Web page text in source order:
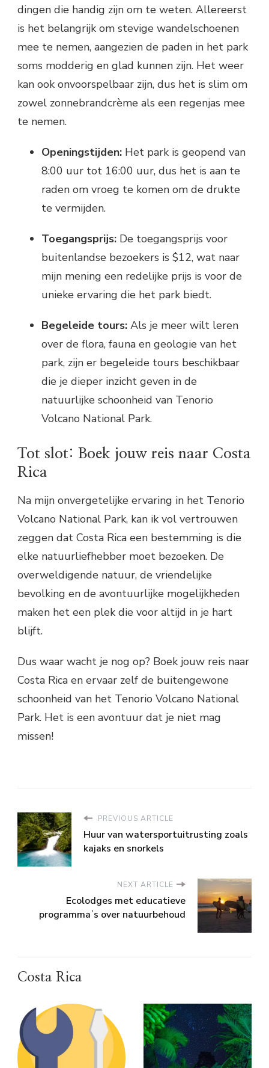
dingen die handig zijn om te weten. Allereerst
is het belangrijk om stevige wandelschoenen
mee te nemen, aangezien de paden in het park
soms modderig en glad kunnen zijn. Het weer
kan ook onvoorspelbaar zijn, dus het is slim om
zowel zonnebrandcrème als een regenjas mee
te nemen.
Openingstijden: Het park is geopend van
8:00 uur tot 16:00 uur, dus het is aan te
raden om vroeg te komen om de drukte
te vermijden.
Toegangsprijs: De toegangsprijs voor
buitenlandse bezoekers is $12, wat naar
mijn mening een redelijke prijs is voor de
unieke ervaring die het park biedt.
Begeleide tours: Als je meer wilt leren
over de flora, fauna en geologie van het
park, zijn er begeleide tours beschikbaar
die je dieper inzicht geven in de
natuurlijke schoonheid van Tenorio
Volcano National Park.
Tot slot: Boek jouw reis naar Costa
Rica
Na mijn onvergetelijke ervaring in het Tenorio
Volcano National Park, kan ik vol vertrouwen
zeggen dat Costa Rica een bestemming is die
elke natuurliefhebber moet bezoeken. De
overweldigende natuur, de vriendelijke
bevolking en de avontuurlijke mogelijkheden
maken het een plek die voor altijd in je hart
blijft.
Dus waar wacht je nog op? Boek jouw reis naar
Costa Rica en ervaar zelf de buitengewone
schoonheid van het Tenorio Volcano National
Park. Het is een avontuur dat je niet mag
missen!
PREVIOUS ARTICLE
Huur van watersportuitrusting zoals
kajaks en snorkels
NEXT ARTICLE
Ecolodges met educatieve
programmaʼs over natuurbehoud
Costa Rica